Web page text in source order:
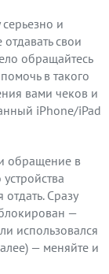
и
свои
обращайтесь
в такого
вами чеков и
iPhone/iPad
обращение в
Сразу
—
использовался
— меняйте и